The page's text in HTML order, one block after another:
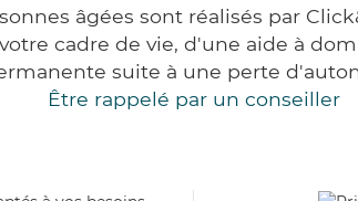
âgées sont réalisés par
cadre de vie, d'une aide à
suite à une perte
Être rappelé par un conseiller